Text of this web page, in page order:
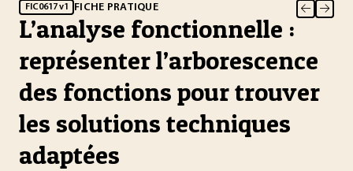
FIC0617 v1 FICHE PRATIQUE
L’analyse fonctionnelle :
représenter l’arborescence
des fonctions pour trouver
les solutions techniques
adaptées